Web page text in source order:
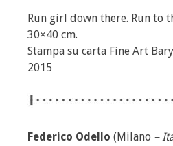
Run girl down there. Run to
30×40 cm.
Stampa su carta Fine Art
2015
Federico Odello (Milano –